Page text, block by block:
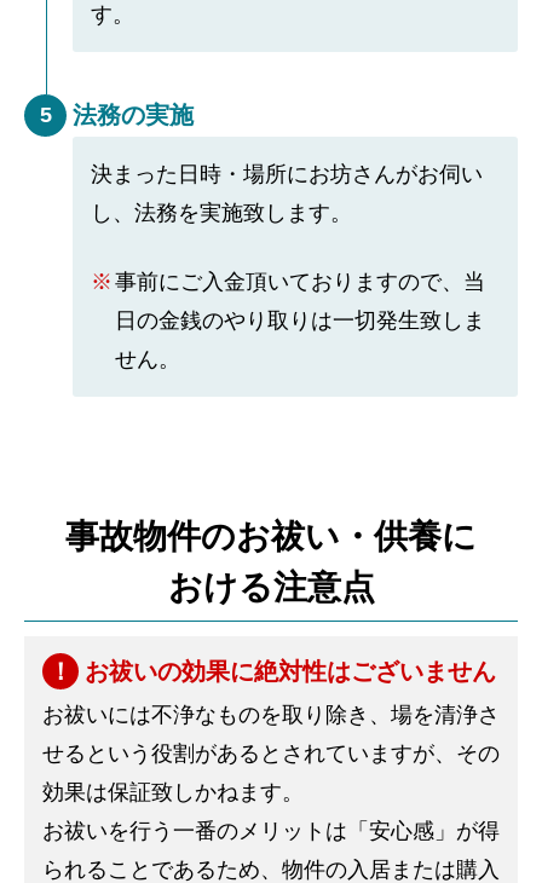
す。
5 法務の実施
決まった日時・場所にお坊さんがお伺い
し、法務を実施致します。
事前にご入金頂いておりますので、当
日の金銭のやり取りは一切発生致しま
せん。
事故物件のお祓い・供養に
おける注意点
お祓いの効果に絶対性はございません
お祓いには不浄なものを取り除き、場を清浄さ
せるという役割があるとされていますが、その
効果は保証致しかねます。
お祓いを行う一番のメリットは「安心感」が得
られることであるため、物件の入居または購入